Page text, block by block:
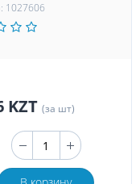
1027606
KZT (за шт)